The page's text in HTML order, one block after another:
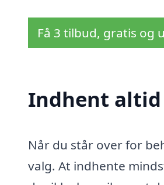
Få 3 tilbud, gratis og
Indhent altid
Når du står over for
valg. At indhente